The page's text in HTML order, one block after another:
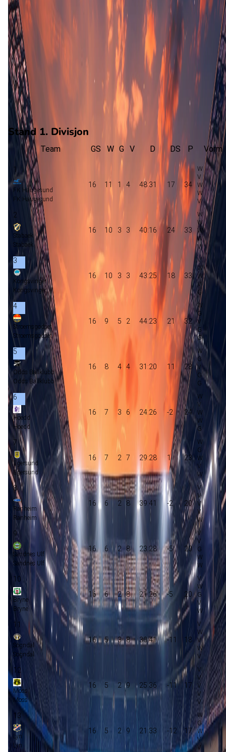
Hoedd
Hoedd
-
Stroemmen
Stroemmen
24aantal goals
7gewonnen
verloren
vorm
Stand 1. Divisjon
Team GS W G V D DS P Vorm
1
FK Haugesund
FK Haugesund
16 11 1 4 48:31 17 34
2
Stabaek
Stabaek
16 10 3 3 40:16 24 33
3
Kongsvinger
Kongsvinger
16 10 3 3 43:25 18 33
4
Stroemsgodset
Stroemsgodset
16 9 5 2 44:23 21 32
5
Odds Ballklubb
Odds Ballklubb
16 8 4 4 31:20 11 28
6
Hoedd
Hoedd
16 7 3 6 24:26 -2 24
7
Egersund
Egersund
16 7 2 7 29:28 1 23
8
Ranheim
Ranheim
16 6 2 8 39:41 -2 20
9
Sandnes Ulf
Sandnes Ulf
16 6 2 8 23:28 -5 20
10
Bryne
Bryne
16 6 2 8 21:26 -5 20
11
Sogndal
Sogndal
16 5 3 8 30:41 -11 18
12
Moss
Moss
16 5 2 9 25:36 -11 17
13
Lyn
Lyn
16 5 2 9 21:33 -12 17